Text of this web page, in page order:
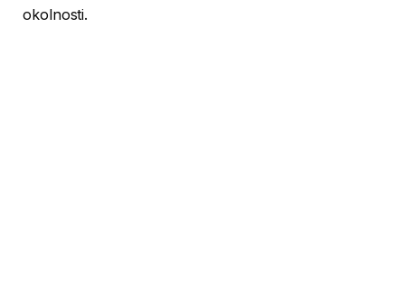
okolnosti.